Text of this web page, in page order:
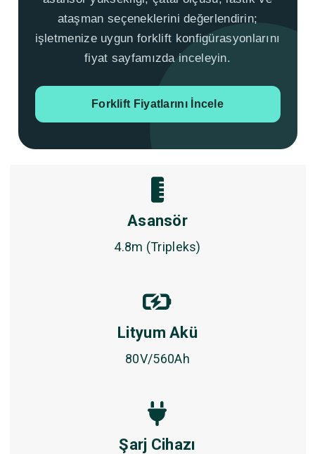
ataşman seçeneklerini değerlendirin;
işletmenize uygun forklift konfigürasyonlarını
fiyat sayfamızda inceleyin.
Forklift Fiyatlarını İncele
Asansör
4.8m (Tripleks)
Lityum Akü
80V/560Ah
Şarj Cihazı